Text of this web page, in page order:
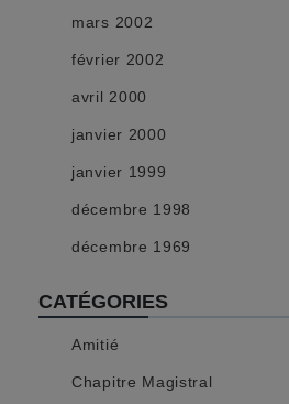
mars 2002
février 2002
avril 2000
janvier 2000
janvier 1999
décembre 1998
décembre 1969
CATÉGORIES
Amitié
Chapitre Magistral